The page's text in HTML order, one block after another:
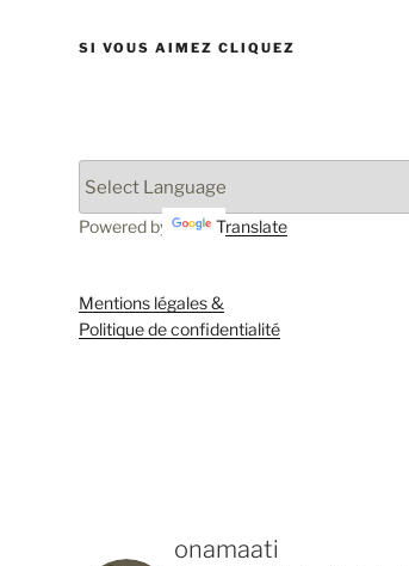
SI VOUS AIMEZ CLIQUEZ
Powered by Translate
Mentions légales &
Politique de confidentialité
onamaati